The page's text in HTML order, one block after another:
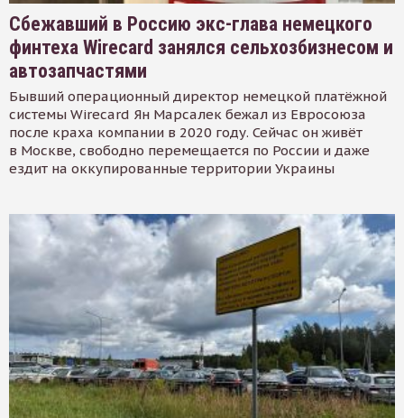
Сбежавший в Россию экс-глава немецкого
финтеха Wirecard занялся сельхозбизнесом и
автозапчастями
Бывший операционный директор немецкой платёжной
системы Wirecard Ян Марсалек бежал из Евросоюза
после краха компании в 2020 году. Сейчас он живёт
в Москве, свободно перемещается по России и даже
ездит на оккупированные территории Украины